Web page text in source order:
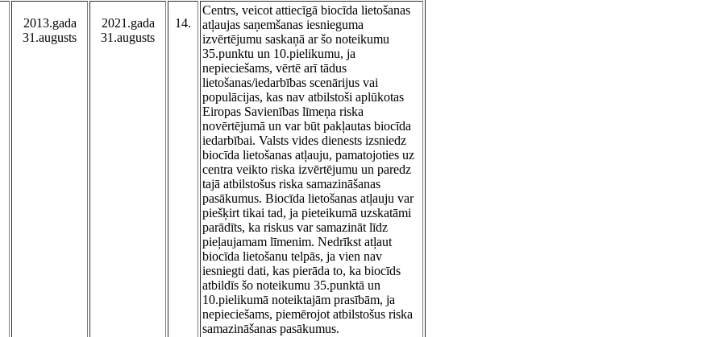
2013.gada
31.augusts
2021.gada
31.augusts
14.
Centrs, veicot attiecīgā biocīda lietošanas
atļaujas saņemšanas iesnieguma
izvērtējumu saskaņā ar šo noteikumu
35.punktu un 10.pielikumu, ja
nepieciešams, vērtē arī tādus
lietošanas/iedarbības scenārijus vai
populācijas, kas nav atbilstoši aplūkotas
Eiropas Savienības līmeņa riska
novērtējumā un var būt pakļautas biocīda
iedarbībai. Valsts vides dienests izsniedz
biocīda lietošanas atļauju, pamatojoties uz
centra veikto riska izvērtējumu un paredz
tajā atbilstošus riska samazināšanas
pasākumus. Biocīda lietošanas atļauju var
piešķirt tikai tad, ja pieteikumā uzskatāmi
parādīts, ka riskus var samazināt līdz
pieļaujamam līmenim. Nedrīkst atļaut
biocīda lietošanu telpās, ja vien nav
iesniegti dati, kas pierāda to, ka biocīds
atbildīs šo noteikumu 35.punktā un
10.pielikumā noteiktajām prasībām, ja
nepieciešams, piemērojot atbilstošus riska
samazināšanas pasākumus.